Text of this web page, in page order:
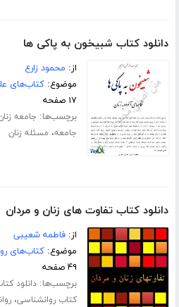
دانلود کتاب شبیخون به پاکی ها
از: محمود زارع
موضوع:کتاب‌های
۱۷ صفحه
برچسب‌ها: جامعه
جامعه، مسئله زنان
دانلود کتاب تفاوت های زنان و مردان
از:فاطمه شعیبی
موضوع:کتاب‌های
۴۹ صفحه
برچسب‌ها:دانلود
کتاب روانشناسی،